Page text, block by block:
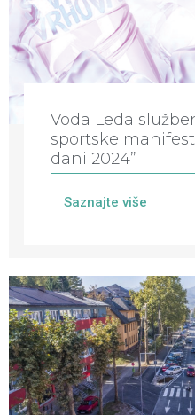
Voda Leda
sportske
dani 2024”
Saznajte više